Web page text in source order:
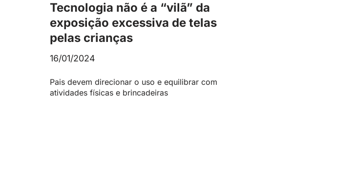
Tecnologia não é a “vilã” da
exposição excessiva de telas
pelas crianças
16/01/2024
Pais devem direcionar o uso e equilibrar com
atividades físicas e brincadeiras